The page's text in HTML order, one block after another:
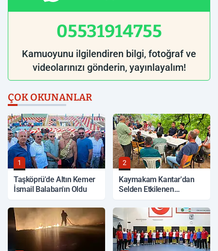
05531914755
Kamuoyunu ilgilendiren bilgi, fotoğraf ve
videolarınızı gönderin, yayınlayalım!
ÇOK OKUNANLAR
1
Taşköprü'de Altın Kemer
İsmail Balaban'ın Oldu
2
Kaymakam Kantar'dan
Selden Etkilenen